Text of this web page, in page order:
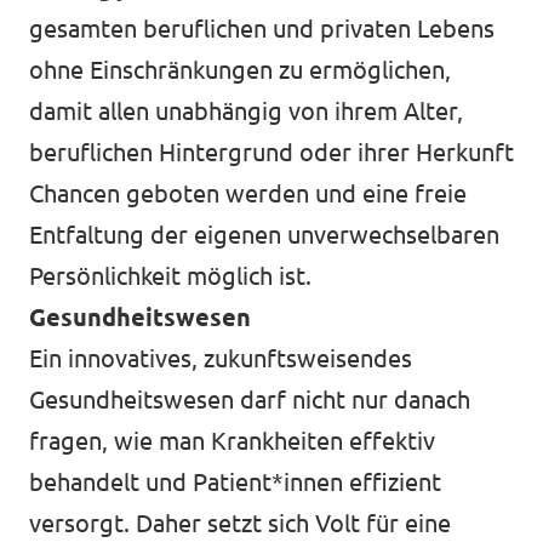
gesamten beruflichen und privaten Lebens
ohne Einschränkungen zu ermöglichen,
damit allen unabhängig von ihrem Alter,
beruflichen Hintergrund oder ihrer Herkunft
Chancen geboten werden und eine freie
Entfaltung der eigenen unverwechselbaren
Persönlichkeit möglich ist.
Gesundheitswesen
Ein innovatives, zukunftsweisendes
Gesundheitswesen darf nicht nur danach
fragen, wie man Krankheiten effektiv
behandelt und Patient*innen effizient
versorgt. Daher setzt sich Volt für eine